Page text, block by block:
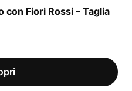
con Fiori Rossi – Taglia